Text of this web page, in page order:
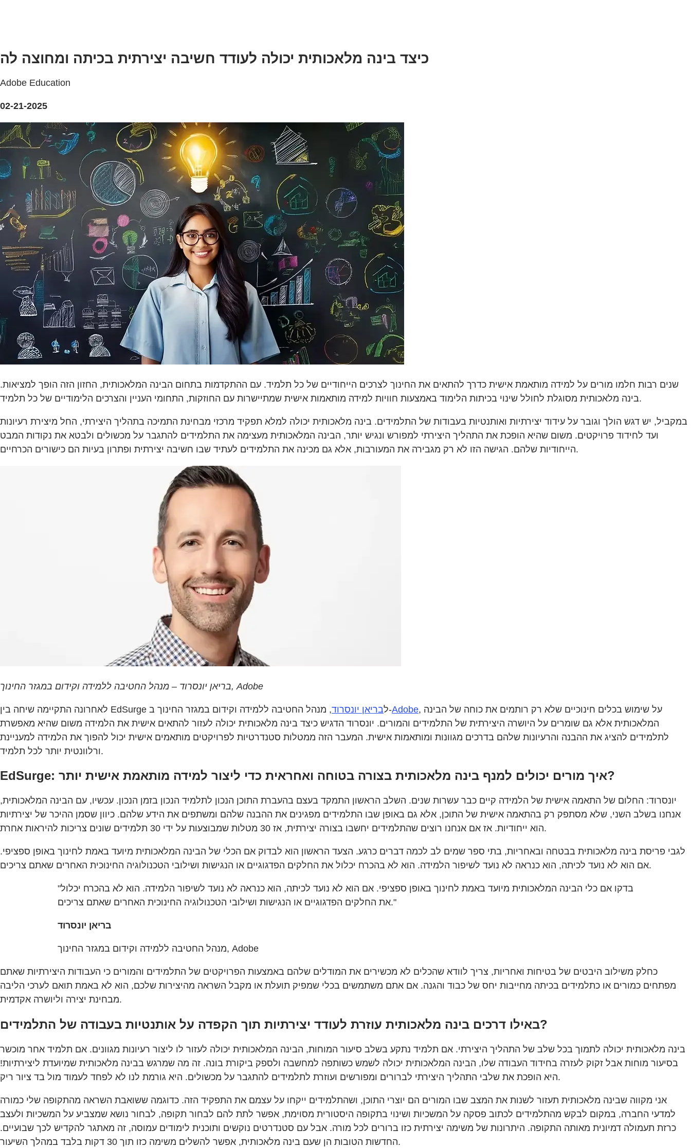
כיצד בינה מלאכותית יכולה לעודד חשיבה יצירתית בכיתה ומחוצה לה
Adobe Education
02-21-2025
שנים רבות חלמו מורים על למידה מותאמת אישית כדרך להתאים את החינוך לצרכים הייחודיים של כל תלמיד. עם ההתקדמות בתחום הבינה המלאכותית, החזון הזה הופך למציאות.
בינה מלאכותית מסוגלת לחולל שינוי בכיתות הלימוד באמצעות חוויות למידה מותאמות אישית שמתיישרות עם החוזקות, התחומי העניין והצרכים הלימודיים של כל תלמיד.
במקביל, יש דגש הולך וגובר על עידוד יצירתיות ואותנטיות בעבודות של התלמידים. בינה מלאכותית יכולה למלא תפקיד מרכזי מבחינת התמיכה בתהליך היצירתי, החל מיצירת רעיונות
ועד לחידוד פרויקטים. משום שהיא הופכת את התהליך היצירתי למפורש ונגיש יותר, הבינה המלאכותית מעצימה את התלמידים להתגבר על מכשולים ולבטא את נקודות המבט
הייחודיות שלהם. הגישה הזו לא רק מגבירה את המעורבות, אלא גם מכינה את התלמידים לעתיד שבו חשיבה יצירתית ופתרון בעיות הם כישורים הכרחיים.
בריאן יונסרוד – מנהל החטיבה ללמידה וקידום במגזר החינוך, Adobe
לאחרונה התקיימה שיחה בין EdSurge לבריאן יונסרוד , מנהל החטיבה ללמידה וקידום במגזר החינוך ב-Adobe, על שימוש בכלים חינוכיים שלא רק רותמים את כוחה של הבינה
המלאכותית אלא גם שומרים על היושרה היצירתית של התלמידים והמורים. יונסרוד הדגיש כיצד בינה מלאכותית יכולה לעזור להתאים אישית את הלמידה משום שהיא מאפשרת
לתלמידים להציג את ההבנה והרעיונות שלהם בדרכים מגוונות ומותאמות אישית. המעבר הזה ממטלות סטנדרטיות לפרויקטים מותאמים אישית יכול להפוך את הלמידה למעניינת
ורלוונטית יותר לכל תלמיד.
EdSurge: איך מורים יכולים למנף בינה מלאכותית בצורה בטוחה ואחראית כדי ליצור למידה מותאמת אישית יותר?
יונסרוד: החלום של התאמה אישית של הלמידה קיים כבר עשרות שנים. השלב הראשון התמקד בעצם בהעברת התוכן הנכון לתלמיד הנכון בזמן הנכון. עכשיו, עם הבינה המלאכותית,
אנחנו בשלב השני, שלא מסתפק רק בהתאמה אישית של התוכן, אלא גם באופן שבו התלמידים מפגינים את ההבנה שלהם ומשתפים את הידע שלהם. כיוון שסמן ההיכר של יצירתיות
הוא ייחודיות. אז אם אנחנו רוצים שהתלמידים יחשבו בצורה יצירתית, אז 30 מטלות שמבוצעות על ידי 30 תלמידים שונים צריכות להיראות אחרת.
לגבי פריסת בינה מלאכותית בבטחה ובאחריות, בתי ספר שמים לב לכמה דברים כרגע. הצעד הראשון הוא לבדוק אם הכלי של הבינה המלאכותית מיועד באמת לחינוך באופן ספציפי.
אם הוא לא נועד לכיתה, הוא כנראה לא נועד לשיפור הלמידה. הוא לא בהכרח יכלול את החלקים הפדגוגיים או הנגישות ושילובי הטכנולוגיה החינוכית האחרים שאתם צריכים.
"בדקו אם כלי הבינה המלאכותית מיועד באמת לחינוך באופן ספציפי. אם הוא לא נועד לכיתה, הוא כנראה לא נועד לשיפור הלמידה. הוא לא בהכרח יכלול
את החלקים הפדגוגיים או הנגישות ושילובי הטכנולוגיה החינוכית האחרים שאתם צריכים."
בריאן יונסרוד
מנהל החטיבה ללמידה וקידום במגזר החינוך, Adobe
כחלק משילוב היבטים של בטיחות ואחריות, צריך לוודא שהכלים לא מכשירים את המודלים שלהם באמצעות הפרויקטים של התלמידים והמורים כי העבודות היצירתיות שאתם
מפתחים כמורים או כתלמידים בכיתה מחייבות יחס של כבוד והגנה. אם אתם משתמשים בכלי שמפיק תועלת או מקבל השראה מהיצירות שלכם, הוא לא באמת תואם לערכי הליבה
מבחינת יצירה וליושרה אקדמית.
באילו דרכים בינה מלאכותית עוזרת לעודד יצירתיות תוך הקפדה על אותנטיות בעבודה של התלמידים?
בינה מלאכותית יכולה לתמוך בכל שלב של התהליך היצירתי. אם תלמיד נתקע בשלב סיעור המוחות, הבינה המלאכותית יכולה לעזור לו ליצור רעיונות מגוונים. אם תלמיד אחר מוכשר
בסיעור מוחות אבל זקוק לעזרה בחידוד העבודה שלו, הבינה המלאכותית יכולה לשמש כשותפה למחשבה ולספק ביקורת בונה. זה מה שמרגש בבינה מלאכותית שמיועדת ליצירתיות!
היא הופכת את שלבי התהליך היצירתי לברורים ומפורשים ועוזרת לתלמידים להתגבר על מכשולים. היא גורמת לנו לא לפחד לעמוד מול בד ציור ריק.
אני מקווה שבינה מלאכותית תעזור לשנות את המצב שבו המורים הם יוצרי התוכן, ושהתלמידים ייקחו על עצמם את התפקיד הזה. כדוגמה ששואבת השראה מהתקופה שלי כמורה
למדעי החברה, במקום לבקש מהתלמידים לכתוב פסקה על המשכיות ושינוי בתקופה היסטורית מסוימת, אפשר לתת להם לבחור תקופה, לבחור נושא שמצביע על המשכיות ולעצב
כרזת תעמולה דמיונית מאותה התקופה. היתרונות של משימה יצירתית כזו ברורים לכל מורה. אבל עם סטנדרטים נוקשים ותוכנית לימודים עמוסה, זה מאתגר להקדיש לכך שבועיים.
החדשות הטובות הן שעם בינה מלאכותית, אפשר להשלים משימה כזו תוך 30 דקות בלבד במהלך השיעור.